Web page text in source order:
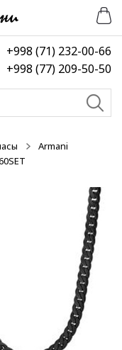
+998 (71) 232-00-66
+998 (77) 209-50-50
Armani